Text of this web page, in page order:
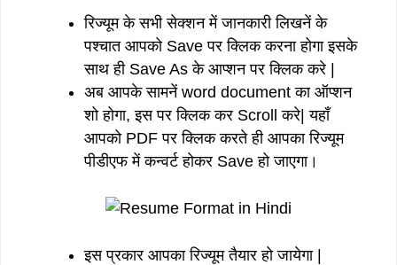
रिज्यूम के सभी सेक्शन में जानकारी लिखनें के
पश्चात आपको Save पर क्लिक करना होगा इसके
साथ ही Save As के आप्शन पर क्लिक करे |
अब आपके सामनें word document का ऑप्शन
शो होगा, इस पर क्लिक कर Scroll करे| यहाँ
आपको PDF पर क्लिक करते ही आपका रिज्यूम
पीडीएफ में कन्वर्ट होकर Save हो जाएगा।
इस प्रकार आपका रिज्यूम तैयार हो जायेगा |